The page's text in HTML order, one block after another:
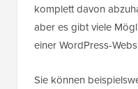
komplett davon
aber es gibt viele
einer WordPress-
Sie können